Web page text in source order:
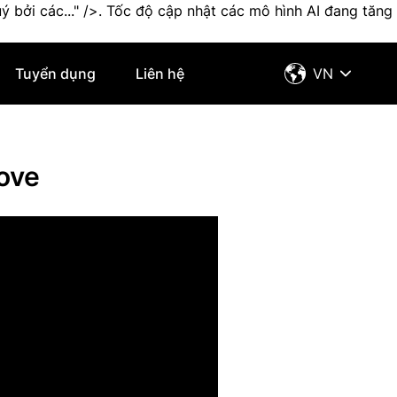
bởi các..." />. Tốc độ cập nhật các mô hình AI đang tăng
VN
Tuyển dụng Liên hệ